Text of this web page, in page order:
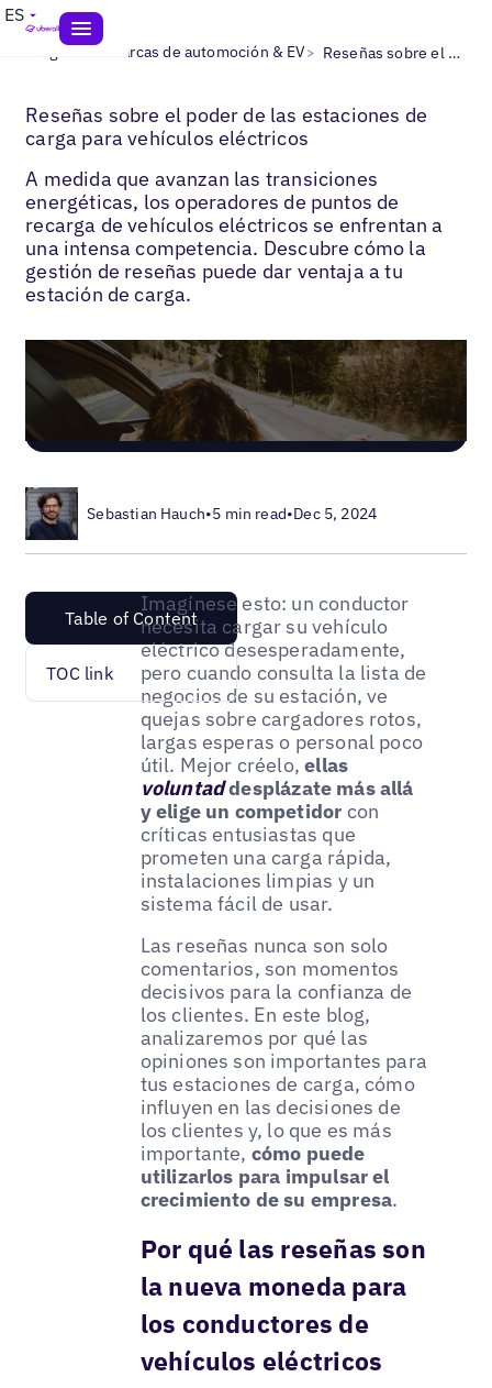
ES
Blogs> Las marcas de automoción & EV> Reseñas sobre el poder de las estaciones de carga para vehículos eléctricos
Reseñas sobre el poder de las estaciones de
carga para vehículos eléctricos
A medida que avanzan las transiciones
energéticas, los operadores de puntos de
recarga de vehículos eléctricos se enfrentan a
una intensa competencia. Descubre cómo la
gestión de reseñas puede dar ventaja a tu
estación de carga.
Sebastian Hauch•5 min read•Dec 5, 2024
Table of Content
TOC link
Imagínese esto: un conductor
necesita cargar su vehículo
eléctrico desesperadamente,
pero cuando consulta la lista de
negocios de su estación, ve
quejas sobre cargadores rotos,
largas esperas o personal poco
útil. Mejor créelo,ellas
voluntaddesplázate más allá
y elige un competidor con
críticas entusiastas que
prometen una carga rápida,
instalaciones limpias y un
sistema fácil de usar.
Las reseñas nunca son solo
comentarios, son momentos
decisivos para la confianza de
los clientes. En este blog,
analizaremos por qué las
opiniones son importantes para
tus estaciones de carga, cómo
influyen en las decisiones de
los clientes y, lo que es más
importante, cómo puede
utilizarlos para impulsar el
crecimiento de su empresa.
Por qué las reseñas son
la nueva moneda para
los conductores de
vehículos eléctricos